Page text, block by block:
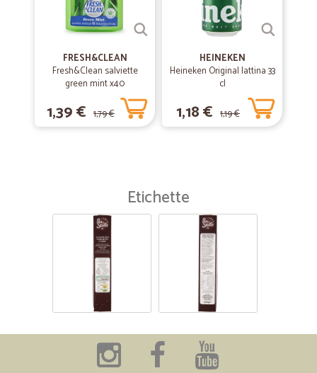
FRESH&CLEAN
Fresh&Clean salviette
green mint x40
1,39 € 1,79 €
HEINEKEN
Heineken Original lattina 33
cl
1,18 € 1,19 €
Etichette